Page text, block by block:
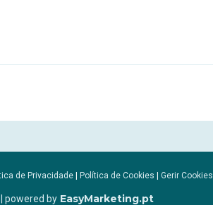
de Privacidade | Política de Cookies | Gerir Cookies
| powered by EasyMarketing.pt